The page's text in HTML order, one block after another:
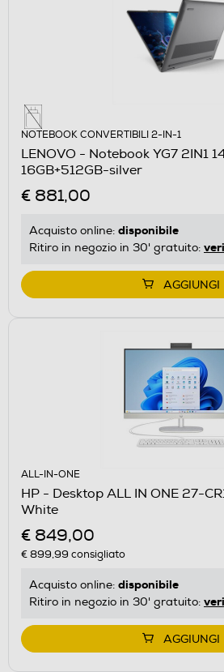
NOTEBOOK CONVERTIBILI 2-IN-1
LENOVO - Notebook YG7 2IN1
16GB+512GB-silver
€ 881,00
Acquisto online: disponibile
Ritiro in negozio in 30' gratuito:
AGGIUNGI
ALL-IN-ONE
HP - Desktop ALL IN ONE 27-
White
€ 849,00
€ 899,99 consigliato
Acquisto online: disponibile
Ritiro in negozio in 30' gratuito:
AGGIUNGI